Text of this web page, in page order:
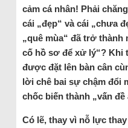
cảm cá nhân! Phải
cái „đẹp“ và cái „chưa
„quê mùa“ đã trở thành
cố hồ sơ để xử lý“? Khi
được đặt lên bàn cân
lời chê bai sự chậm đổi
chốc biến thành „vấn
Có lẽ, thay vì nỗ lực